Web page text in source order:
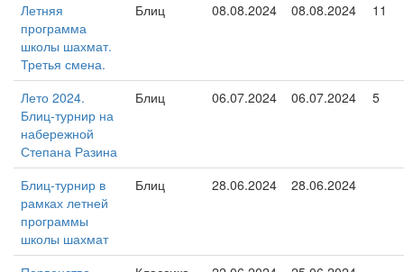
Летняя
программа
школы шахмат.
Третья смена.
Блиц 08.08.2024 08.08.2024 11
Лето 2024.
Блиц-турнир на
набережной
Степана Разина
Блиц 06.07.2024 06.07.2024 5
Блиц-турнир в
рамках летней
программы
школы шахмат
Блиц 28.06.2024 28.06.2024